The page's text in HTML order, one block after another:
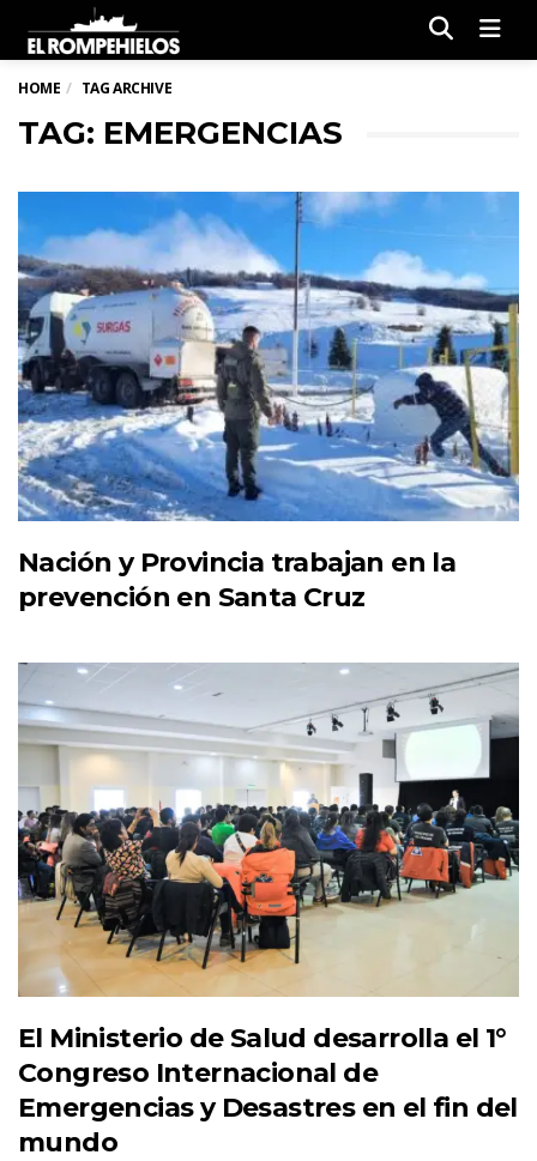
HOME TAG ARCHIVE
TAG: EMERGENCIAS
Nación y Provincia trabajan en la
prevención en Santa Cruz
El Ministerio de Salud desarrolla el 1°
Congreso Internacional de
Emergencias y Desastres en el fin del
mundo